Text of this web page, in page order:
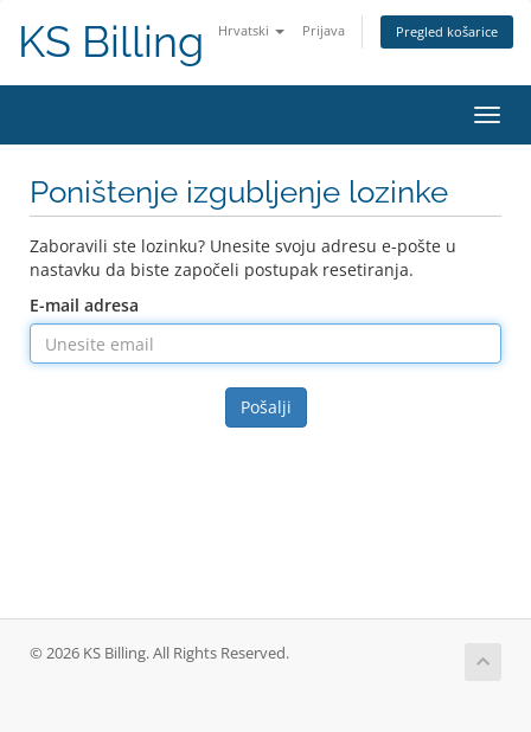
Hrvatski Prijava Pregled košarice
KS Billing
Poništenje izgubljenje lozinke
Zaboravili ste lozinku? Unesite svoju adresu e-pošte u
nastavku da biste započeli postupak resetiranja.
E-mail adresa
Pošalji
© 2026 KS Billing. All Rights Reserved.